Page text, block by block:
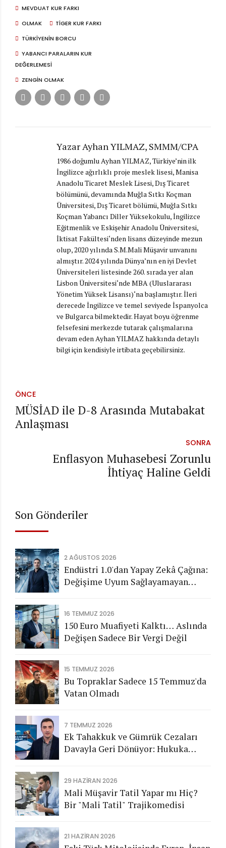
MEVDUAT KUR FARKI
OLMAK
TIGER KUR FARKI
TÜRKIYENIN BORCU
YABANCI PARALARIN KUR
DEĞERLEMESI
ZENGIN OLMAK
Yazar Ayhan YILMAZ, SMMM/CPA
1986 doğumlu Ayhan YILMAZ, Türkiye’nin ilk
İngilizce ağırlıklı proje meslek lisesi, Manisa
Anadolu Ticaret Meslek Lisesi, Dış Ticaret
bölümünü, devamında Muğla Sıtkı Koçman
Üniversitesi, Dış Ticaret bölümü, Muğla Sıtkı
Koçman Yabancı Diller Yüksekokulu, İngilizce
Eğitmenlik ve Eskişehir Anadolu Üniversitesi,
İktisat Fakültesi‘nden lisans düzeyinde mezun
olup, 2020 yılında S.M.Mali Müşavir unvanını
almıştır. 2024 yılında Dünya’nın en iyi Devlet
Üniversiteleri listesinde 260. sırada yer alan
Lisbon Üniversitesi‘nde MBA (Uluslararası
Yönetim Yüksek Lisansı)‘na başlamıştır. İleri
derecede İngilizce ve temel seviyede İspanyolca
ve Bulgarca bilmektedir. Hayat boyu öğrenme
felsefesini merkezde tutarak çalışmalarına
devam eden Ayhan YILMAZ hakkında detaylı
bilgi için kendisiyle irtibata geçebilirsiniz.
ÖNCE
MÜSİAD ile D-8 Arasında Mutabakat
Anlaşması
SONRA
Enflasyon Muhasebesi Zorunlu
İhtiyaç Haline Geldi
Son Gönderiler
2 AĞUSTOS 2026
Endüstri 1.0'dan Yapay Zekâ Çağına:
Değişime Uyum Sağlayamayan
16 TEMMUZ 2026
150 Euro Muafiyeti Kalktı… Aslında
Değişen Sadece Bir Vergi Değil
15 TEMMUZ 2026
Bu Topraklar Sadece 15 Temmuz'da
Vatan Olmadı
7 TEMMUZ 2026
Ek Tahakkuk ve Gümrük Cezaları
Davayla Geri Dönüyor: Hukuka
29 HAZIRAN 2026
Mali Müşavir Tatil Yapar mı Hiç?
Bir "Mali Tatil" Trajikomedisi
21 HAZIRAN 2026